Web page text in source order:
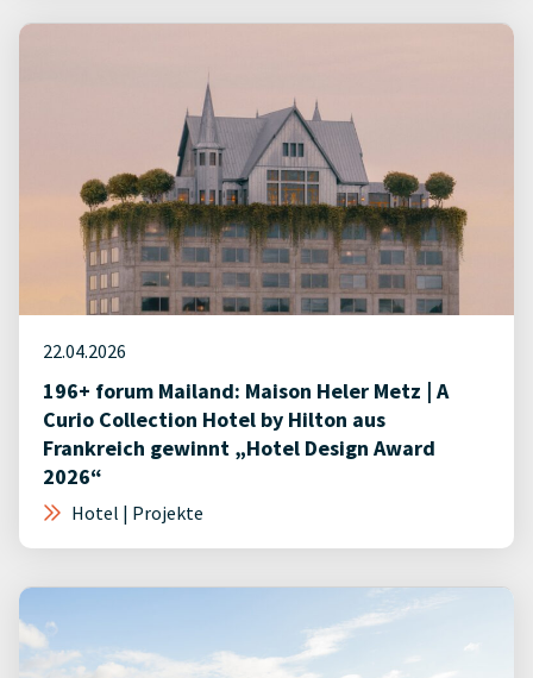
22.04.2026
196+ forum Mailand: Maison Heler Metz | A
Curio Collection Hotel by Hilton aus
Frankreich gewinnt „Hotel Design Award
2026“
Hotel | Projekte